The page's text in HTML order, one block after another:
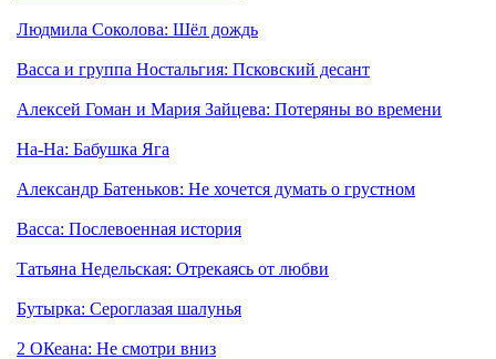
Людмила Соколова: Шёл дождь
Васса и группа Ностальгия: Псковский десант
Алексей Гоман и Мария Зайцева: Потеряны во времени
На-На: Бабушка Яга
Александр Батеньков: Не хочется думать о грустном
Васса: Послевоенная история
Татьяна Недельская: Отрекаясь от любви
Бутырка: Сероглазая шалунья
2 ОКеана: Не смотри вниз